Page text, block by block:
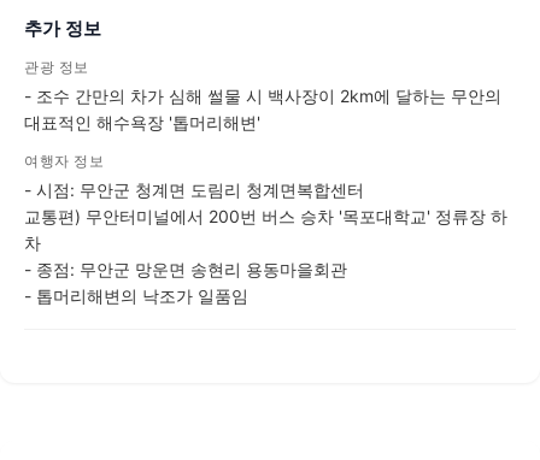
추가 정보
관광 정보
- 조수 간만의 차가 심해 썰물 시 백사장이 2km에 달하는 무안의
대표적인 해수욕장 '톱머리해변'
여행자 정보
- 시점: 무안군 청계면 도림리 청계면복합센터
교통편) 무안터미널에서 200번 버스 승차 '목포대학교' 정류장 하
차
- 종점: 무안군 망운면 송현리 용동마을회관
- 톱머리해변의 낙조가 일품임